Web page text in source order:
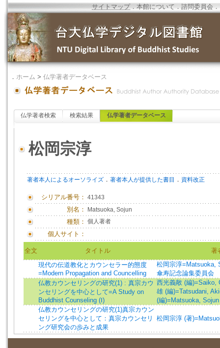
サイトマップ．本館について ．諮問委員会 ．
． ホーム > 仏学著者データベース
仏学著者検索 検索結果 仏学著者データベース
松岡宗淳
著者本人によるオーソライズ ． 著者本人が提供した書目 ． 資料改正
シリアル番号： 41343
別名： Matsuoka, Sojun
種類： 個人著者
個人サイト：
全文 タイトル
著
現代の伝道教化とカウンセラー的態度
=Modern Propagation and Councelling
松岡宗淳=Matsuoka,
傘寿記念論集委員会
仏教カウンセリングの研究(1) : 真宗カウ
ンセリングを中心として=A Study on
Buddhist Counseling (Ⅰ)
西光義敞 (編)=Saiko,
雄 (編)=Tatsudani,
(編)=Matsuoka,
仏教カウンセリングの研究(1)真宗カウン
セリングを中心として：真宗カウンセリ
ング研究会の歩みと成果
松岡宗淳 (著